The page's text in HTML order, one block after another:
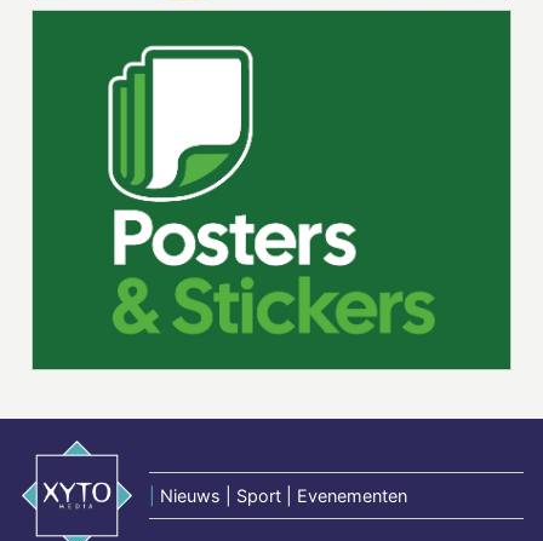
Nieuws | Sport | Evenementen